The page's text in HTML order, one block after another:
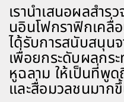
เรานำเสนอผลสำร
นอินโฟกราฟิกเคลื่
ได้รับการสนับสนุน
เพื่อยกระดับผลกร
หูฉลาม ให้เป็นที่พู
และสื่อมวลชนมาก